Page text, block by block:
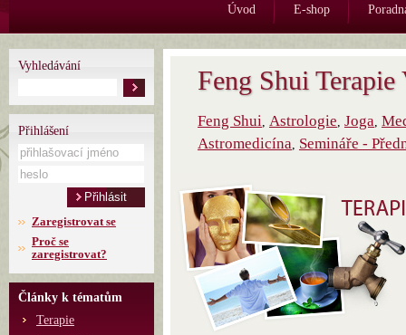
Úvod E-shop
Vyhledávání
Přihlášení
Zaregistrovat se
Proč se
zaregistrovat?
Články k tématům
Terapie
Feng Shui
Feng Shui, Astrologie, Joga,
Astromedicína, Semináře -